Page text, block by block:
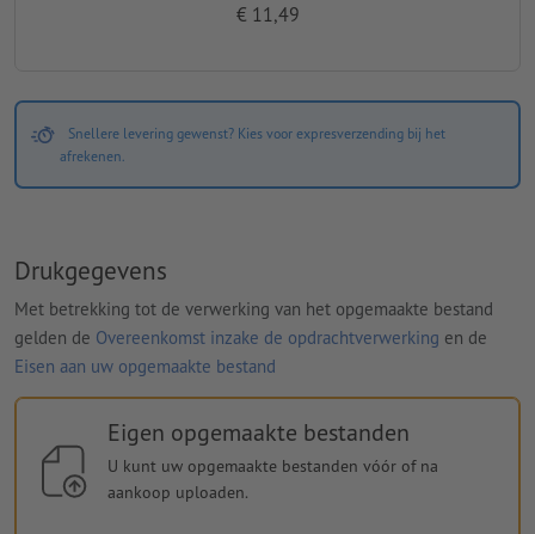
€ 11,49
Snellere levering gewenst? Kies voor expresverzending bij het
afrekenen.
Drukgegevens
Met betrekking tot de verwerking van het opgemaakte bestand
gelden de Overeenkomst inzake de opdrachtverwerking en de
Eisen aan uw opgemaakte bestand
Eigen opgemaakte bestanden
U kunt uw opgemaakte bestanden vóór of na
aankoop uploaden.